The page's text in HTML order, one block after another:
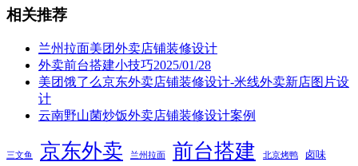
相关推荐
兰州拉面美团外卖店铺装修设计
外卖前台搭建小技巧2025/01/28
美团饿了么京东外卖店铺装修设计-米线外卖新店图片设
计
云南野山菌炒饭外卖店铺装修设计案例
三文鱼 京东外卖 兰州拉面 前台搭建 北京烤鸭 卤味